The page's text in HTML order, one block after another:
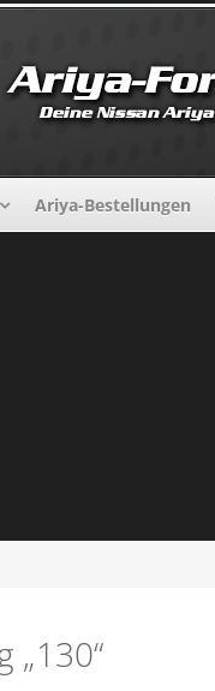
Ariya-Bestellungen
„130“